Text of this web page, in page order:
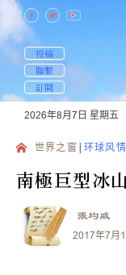
投稿
聯繫
訂閱
2026年8月7日 星期五
世界之窗 环球风情
南極巨型冰
張均威
2017年7月